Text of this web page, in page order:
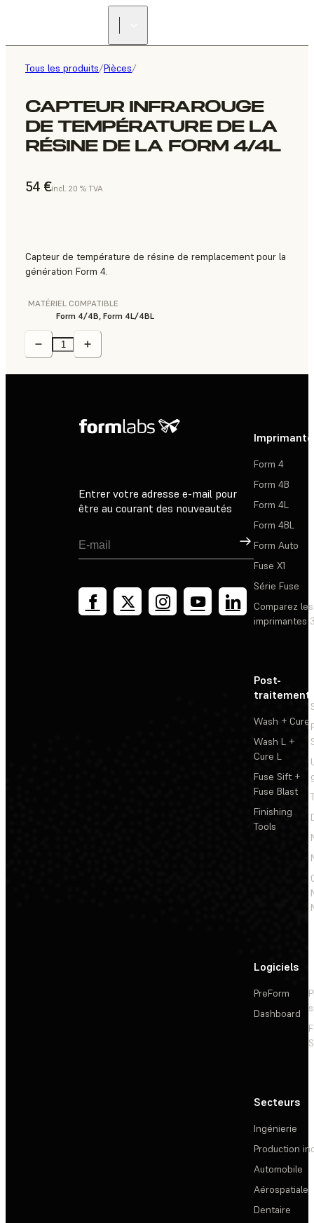
Tous les produits/Pièces/
CAPTEUR INFRAROUGE
DE TEMPÉRATURE DE LA
RÉSINE DE LA FORM 4/4L
54 €incl. 20 % TVA
Capteur de température de résine de remplacement pour la
génération Form 4.
MATÉRIEL COMPATIBLE
Form 4/4B, Form 4L/4BL
Entrer votre adresse e-mail pour
être au courant des nouveautés
Inscription
Form 4
Form 4B
Form 4L
Form 4BL
Form Auto
Fuse X1
Série Fuse
Comparez les
imprimantes
Post-
traitement
Wash + Cure
Wash L +
Cure L
Fuse Sift +
Fuse Blast
Finishing
Tools
Logiciels
PreForm
Dashboard
Secteurs
Ingénierie
Production
Automobile
Aérospatiale
Dentaire